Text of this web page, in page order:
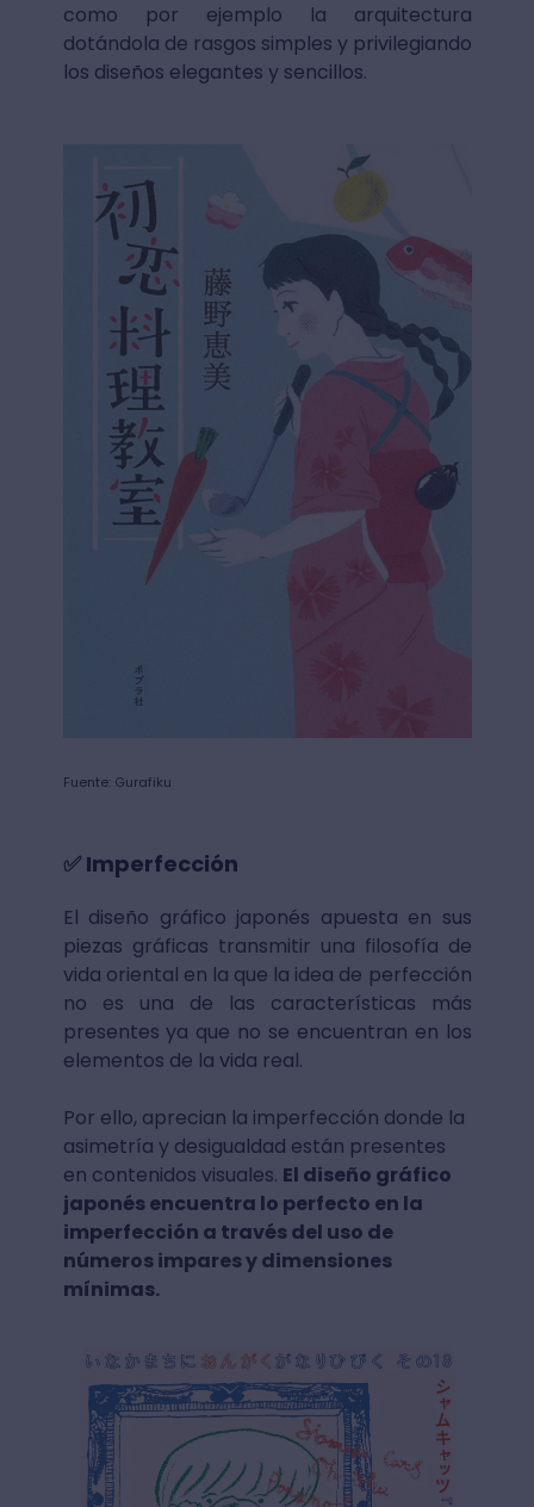
como por ejemplo la arquitectura
dotándola de rasgos simples y privilegiando
los diseños elegantes y sencillos.
Fuente: Gurafiku
✅ Imperfección
El diseño gráfico japonés apuesta en sus
piezas gráficas transmitir una filosofía de
vida oriental en la que la idea de perfección
no es una de las características más
presentes ya que no se encuentran en los
elementos de la vida real.
Por ello, aprecian la imperfección donde la
asimetría y desigualdad están presentes
en contenidos visuales. El diseño gráfico
japonés encuentra lo perfecto en la
imperfección a través del uso de
números impares y dimensiones
mínimas.